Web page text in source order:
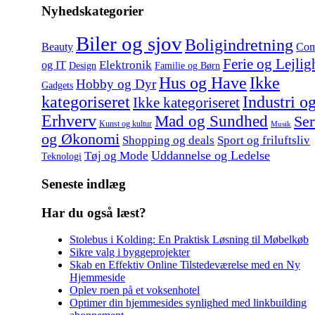
Nyhedskategorier
Beauty Biler og sjovBoligindretning
og IT Design Elektronik Familie og Børn Ferie og
Gadgets Hobby og DyrHus og Have Ikke
kategoriseretIkke kategoriseret Industri og
Erhverv Kunst og kultur Mad og Sundhed Musik
og Økonomi Shopping og deals Sport og friluftsliv
Teknologi Tøj og Mode Uddannelse og Ledelse
Seneste indlæg
Har du også læst?
Stolebus i Kolding: En Praktisk Løsning til Møbelkøb
Sikre valg i byggeprojekter
Skab en Effektiv Online Tilstedeværelse med en Ny
Hjemmeside
Oplev roen på et voksenhotel
Optimer din hjemmesides synlighed med linkbuilding